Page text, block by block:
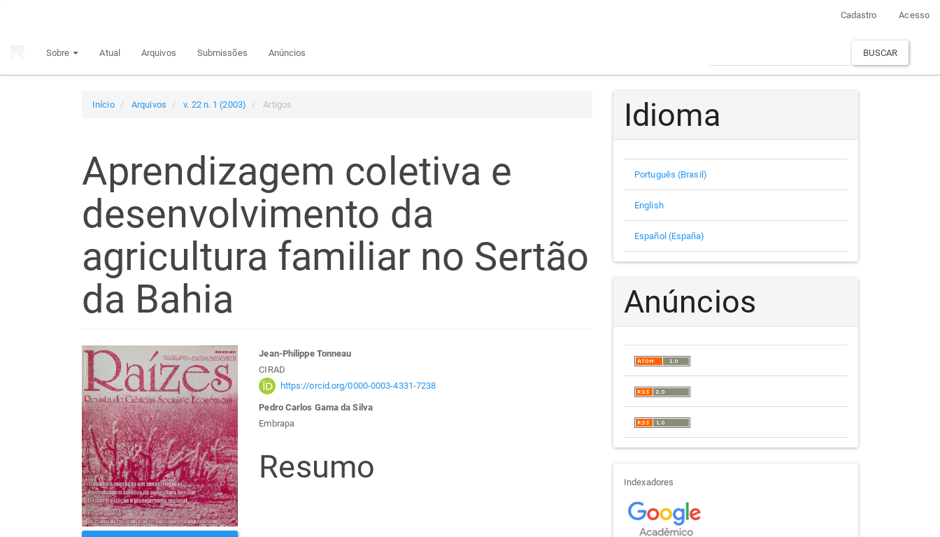
principal
Cadastro Acesso
Sobre Atual Arquivos Submissões Anúncios BUSCAR
Início Arquivos v. 22 n. 1 (2003) Artigos
Aprendizagem coletiva e
desenvolvimento da
agricultura familiar no Sertão
da Bahia
Barra
lateral
de
artigos
Conteúdo
do
artigo
principal
Jean-Philippe Tonneau
CIRAD
https://orcid.org/0000-0003-4331-7238
Pedro Carlos Gama da Silva
Embrapa
Resumo
Idioma
Português (Brasil)
English
Español (España)
Anúncios
indexadores
Indexadores